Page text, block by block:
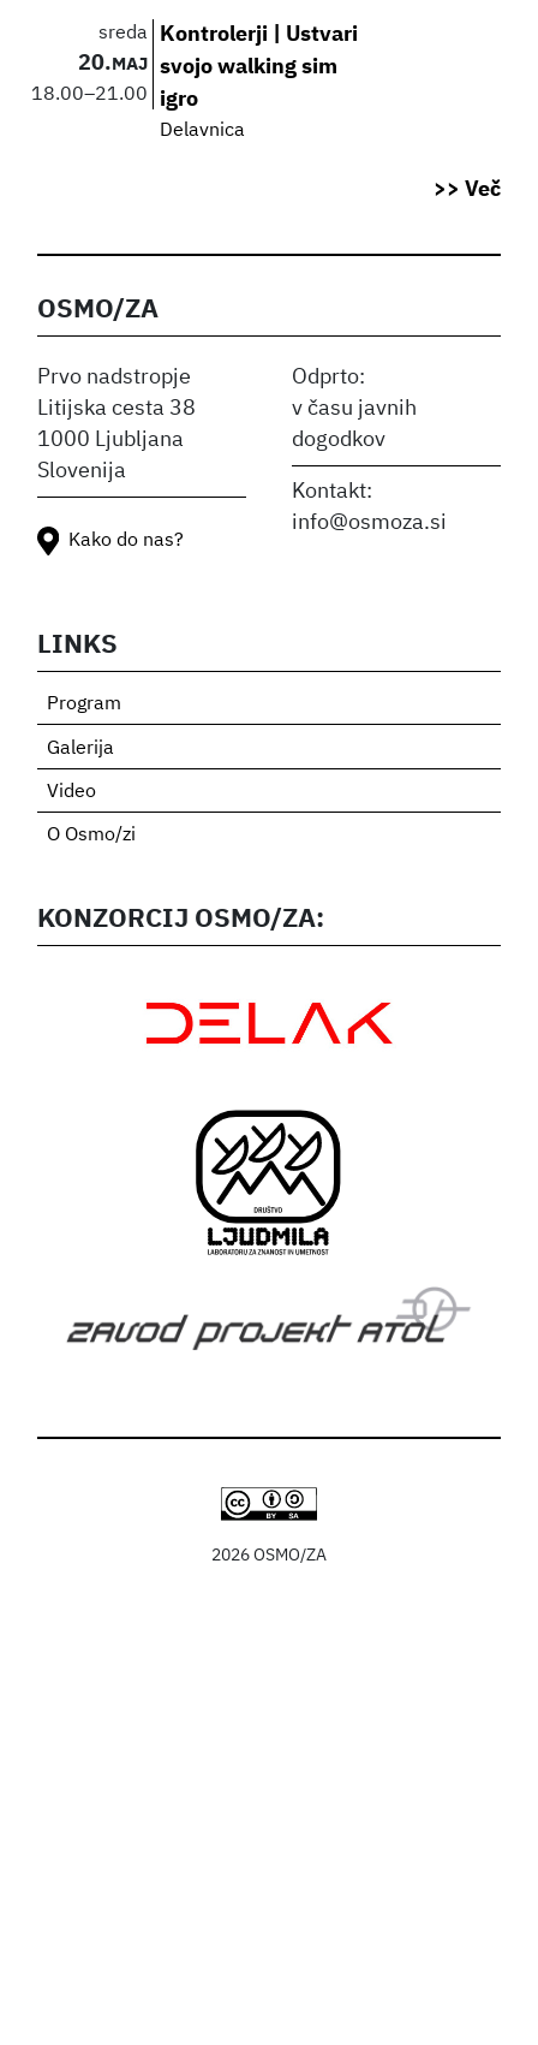
sreda
20. MAJ
18.00–21.00
Kontrolerji | Ustvari
svojo walking sim
igro
Delavnica
>> Več
OSMO/ZA
Prvo nadstropje
Litijska cesta 38
1000 Ljubljana
Slovenija
Odprto:
v času javnih
dogodkov
Kontakt:
info@osmoza.si
LINKS
Program
Galerija
Video
O Osmo/zi
KONZORCIJ OSMO/ZA:
Kako do nas?
2026 OSMO/ZA